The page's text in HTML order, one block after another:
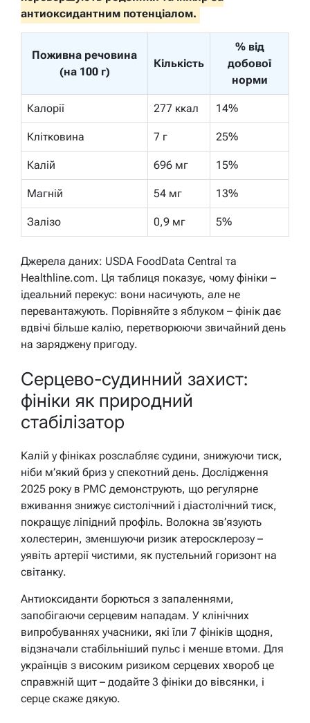
антиоксидантним потенціалом.
Поживна речовина
(на 100 г)
Кількість
% від
добової
норми
Калорії 277 ккал 14%
Клітковина 7 г 25%
Калій 696 мг 15%
Магній 54 мг 13%
Залізо 0,9 мг 5%
Джерела даних: USDA FoodData Central та
Healthline.com. Ця таблиця показує, чому фініки –
ідеальний перекус: вони насичують, але не
перевантажують. Порівняйте з яблуком – фінік дає
вдвічі більше калію, перетворюючи звичайний день
на заряджену пригоду.
Серцево-судинний захист:
фініки як природний
стабілізатор
Калій у фініках розслабляє судини, знижуючи тиск,
ніби м’який бриз у спекотний день. Дослідження
2025 року в PMC демонструють, що регулярне
вживання знижує систолічний і діастолічний тиск,
покращує ліпідний профіль. Волокна зв’язують
холестерин, зменшуючи ризик атеросклерозу –
уявіть артерії чистими, як пустельний горизонт на
світанку.
Антиоксиданти борються з запаленнями,
запобігаючи серцевим нападам. У клінічних
випробуваннях учасники, які їли 7 фініків щодня,
відзначали стабільніший пульс і менше втоми. Для
українців з високим ризиком серцевих хвороб це
справжній щит – додайте 3 фініки до вівсянки, і
серце скаже дякую.